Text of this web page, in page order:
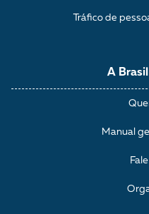
A
Manual
Tráfico de